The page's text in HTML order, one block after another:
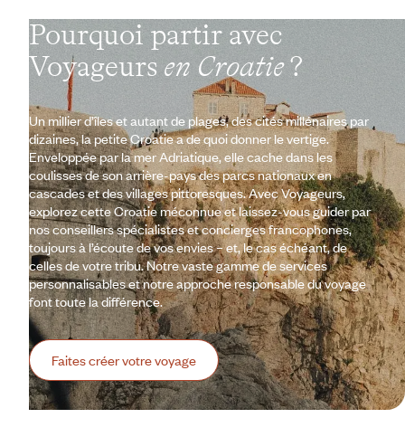
Pourquoi partir avec
Voyageurs en Croatie?
Un millier d’îles et autant de plages, des cités millénaires par
dizaines, la petite Croatie a de quoi donner le vertige.
Enveloppée par la mer Adriatique, elle cache dans les
coulisses de son arrière-pays des parcs nationaux en
cascades et des villages pittoresques. Avec Voyageurs,
explorez cette Croatie méconnue et laissez-vous guider par
nos conseillers spécialistes et concierges francophones,
toujours à l’écoute de vos envies – et, le cas échéant, de
celles de votre tribu. Notre vaste gamme de services
personnalisables et notre approche responsable du voyage
font toute la différence.
Faites créer votre voyage